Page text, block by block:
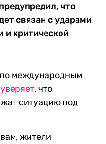
что
связан с ударами
и критической
по международным
уверяет, что
ситуацию под
жители